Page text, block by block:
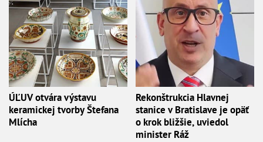
ÚĽUV otvára výstavu
keramickej tvorby Štefana
Mlícha
Rekonštrukcia Hlavnej
stanice v Bratislave je opäť
o krok bližšie, uviedol
minister Ráž